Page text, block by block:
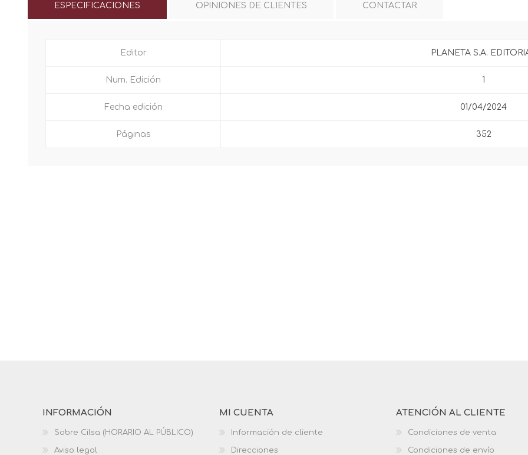
ESPECIFICACIONES OPINIONES DE CLIENTES CONTACTAR
Editor PLANETA S.A.
Num. Edición 1
Fecha edición 01/04/2024
Páginas 352
INFORMACIÓN
Sobre Cilsa (HORARIO AL PÚBLICO)
Aviso legal
MI CUENTA
Información de cliente
Direcciones
ATENCIÓN AL CLIENTE
Condiciones de venta
Condiciones de envío